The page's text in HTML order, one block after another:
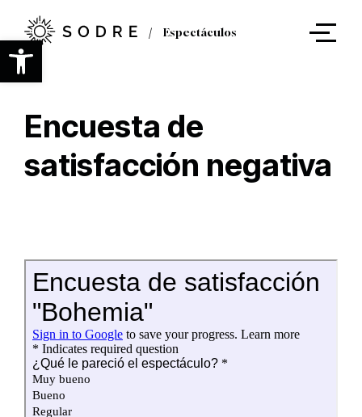
Abrir barra de herramientas
contenido
principal
Espectáculos
Encuesta de
satisfacción negativa